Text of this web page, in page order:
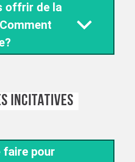
offrir de la
INCITATIVES
faire pour